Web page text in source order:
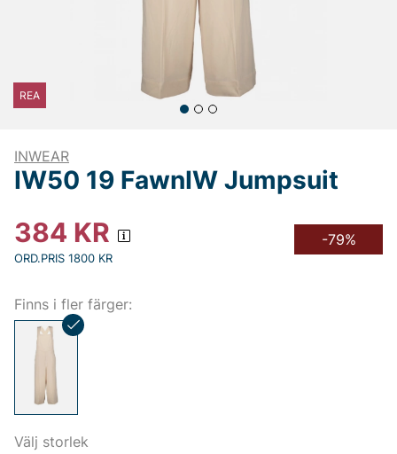
REA
INWEAR
IW50 19 FawnIW Jumpsuit
384 KR
ORD.PRIS 1800 KR
-79%
Finns i fler färger:
Välj storlek